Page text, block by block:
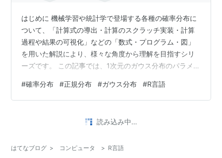
はじめに 機械学習や統計学で登場する各種の確率分布に
ついて、「計算式の導出・計算のスクラッチ実装・計算
過程や結果の可視化」などの「数式・プログラム・図」
を用いた解説により、様々な角度から理解を目指すシリ
ーズです。 この記事では、1次元のガウス分布のパラメー
容】 www.anarchive-beta.com 【他の内容】
www.anarchive-beta.com 【今回の内容】 はじめに 1次
ラメータと形状の関係 パラメータと統計量の関係 参考文
#確率分布 #正規分布 #ガウス分布 #R言語
読み込み中…
はてなブログ > コンピュータ > R言語